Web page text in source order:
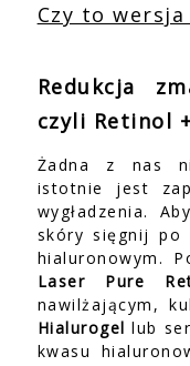
Czy to wersja
Redukcja
czyli Retinol
Żadna z nas
istotnie jest
wygładzenia.
skóry sięgnij po
hialuronowym.
Laser Pure
nawilżającym,
Hialurogel lub
kwasu